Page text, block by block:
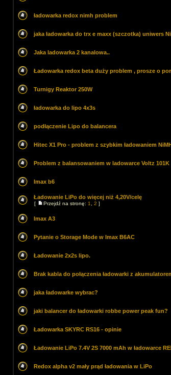
ładowarka redox nimh problem
jaka ładowarka do trx e maxx (szczotka) uniwers
Jaka ladowarka 2 kanalowa..
Ładowarka redox beta duży problem , prosze o
Turnigy Reaktor 250W
ładowarka do lipo 4x3s
podłączenie Lipo do balancera
Hitec X1 Pro - problem z szybkim ładowaniem
Problem z balansowaniem w ladowarce Voltz 101K
Imax b6
Ładowanie LiPo do więcej niż 4,20V/celę
[ Przejdź na stronę: 1 2 ]
Imax A3
Pytanie o Storage Mode w Imax B6AC
Ładowanie 2x2s lipo.
Brak kabla do połączenia ładowarki z
jaka ładowarke wybrac?
jaki balancer do ładowarki robbe power peak fun?
Ładowarka SKYRC RS16 - opinie
Ładowanie LiPo 7.4V 2S 7000 mAh w ładowarce
Redox alpha v2 mały prąd ładowania w LiPo